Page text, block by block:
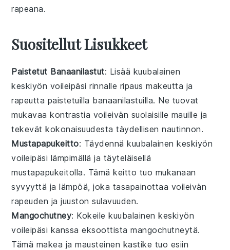
rapeana.
Suositellut Lisukkeet
Paistetut Banaanilastut: Lisää kuubalainen
keskiyön voileipäsi rinnalle ripaus makeutta ja
rapeutta paistetuilla banaanilastuilla. Ne tuovat
mukavaa kontrastia voileivän suolaisille mauille ja
tekevät kokonaisuudesta täydellisen nautinnon.
Mustapapukeitto: Täydennäkuubalainen keskiyön
voileipäsi lämpimällä ja täyteläisellä
mustapapukeitolla. Tämäkeitto tuo mukanaan
syvyyttä ja lämpöä, joka tasapainottaa voileivän
rapeuden ja juuston sulavuuden.
Mangochutney: Kokeilekuubalainen keskiyön
voileipäsi kanssa eksoottistamangochutneytä.
Tämä makea ja mausteinen kastike tuo esiin